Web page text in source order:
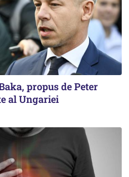
propus de Peter
al Ungariei